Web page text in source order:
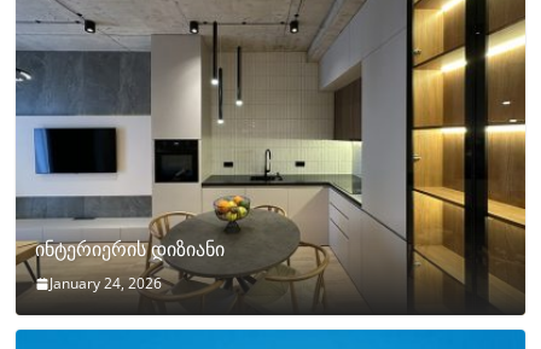
ინტერიერის დიზიანი
January 24, 2026